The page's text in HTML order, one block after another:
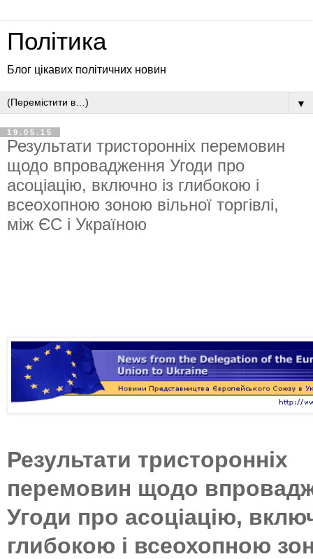
Політика
Блог цікавих політичних новин
▼
19.05.15
Результати тристоронніх перемовин
щодо впровадження Угоди про
асоціацію, включно із глибокою і
всеохопною зоною вільної торгівлі,
між ЄС і Україною
Результати тристоронніх
перемовин щодо
Угоди про асоціацію,
глибокою і всеохопною